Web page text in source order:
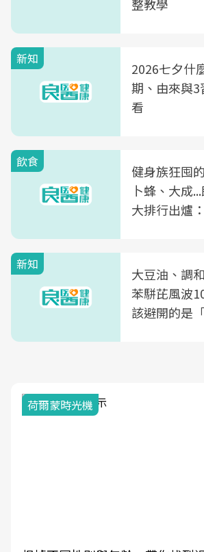
整教學
新知
2026七夕什
期、由來與
看
飲食
健身族狂囤
卜蜂、大成
大排行出爐
新知
大豆油、調
苯駢芘風波
該避開的是
荷爾蒙時光機